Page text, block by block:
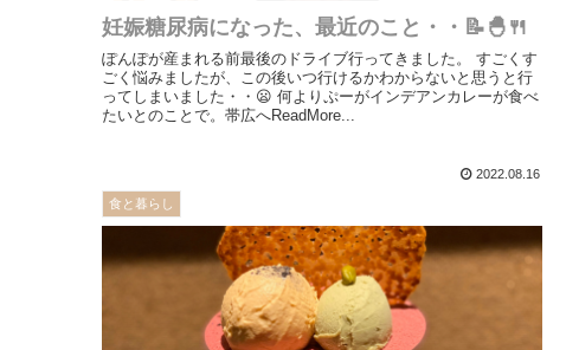
妊娠糖尿病になった、最近のこと・・📝🐣🍴
ぽんぽが産まれる前最後のドライブ行ってきました。 すごくす
ごく悩みましたが、この後いつ行けるかわからないと思うと行
ってしまいました・・😦 何よりぷーがインデアンカレーが食べ
たいとのことで。帯広へReadMore...
2022.08.16
食と暮らし